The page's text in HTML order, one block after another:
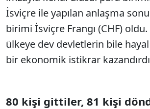
İsviçre ile yapılan anlaşma
birimi İsviçre Frangı (CHF)
ülkeye dev devletlerin bile
bir ekonomik istikrar
80 kişi gittiler, 81 kişi